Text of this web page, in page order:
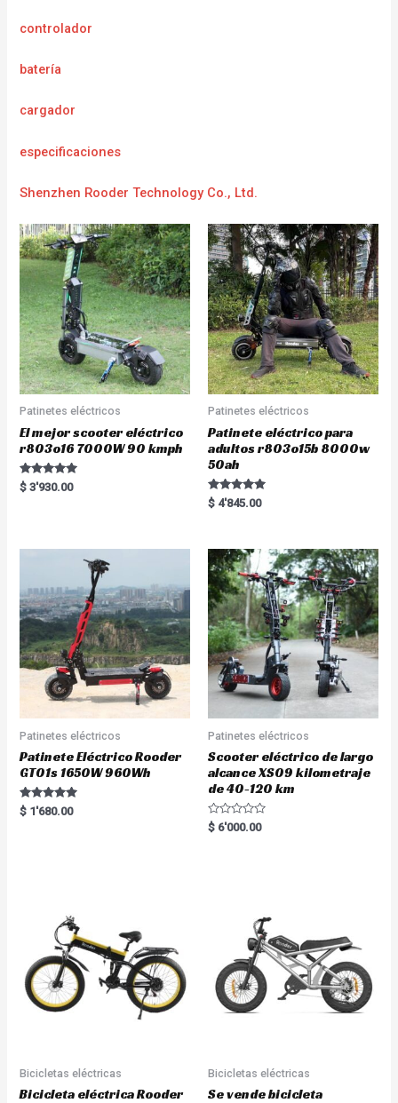
controlador
batería
cargador
especificaciones
Shenzhen Rooder Technology Co., Ltd.
Patinetes eléctricos
El mejor scooter eléctrico
r803o16 7000W 90 kmph
Rated
5.00
$ 3'930.00
Patinetes eléctricos
Patinete eléctrico para
adultos r803o15b 8000w
50ah
Rated
5.00
$ 4'845.00
Patinetes eléctricos
Patinete Eléctrico Rooder
GT01s 1650W 960Wh
Rated
5.00
$ 1'680.00
Patinetes eléctricos
Scooter eléctrico de largo
alcance XS09 kilometraje
de 40-120 km
R
a
$ 6'000.00
Bicicletas eléctricas
Bicicleta eléctrica Rooder
Bicicletas eléctricas
Se vende bicicleta